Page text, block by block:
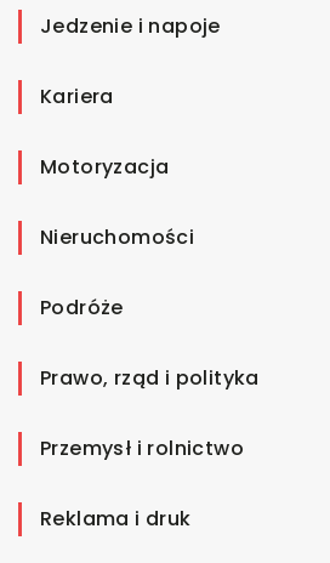
Jedzenie i napoje
Kariera
Motoryzacja
Nieruchomości
Podróże
Prawo, rząd i polityka
Przemysł i rolnictwo
Reklama i druk